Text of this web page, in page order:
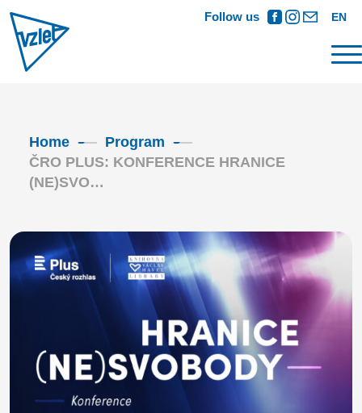
Follow us EN
Home
Program
ČRO PLUS: KONFERENCE HRANICE
(NE)SVO…